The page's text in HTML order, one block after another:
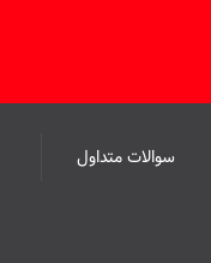
سوالات متداول